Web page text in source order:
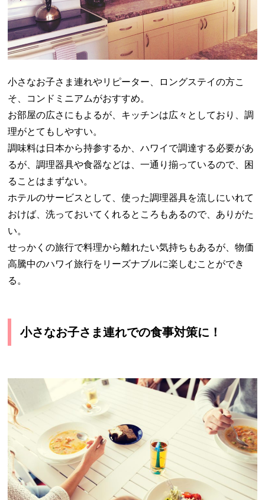
小さなお子さま連れやリピーター、ロングステイの方こ
そ、コンドミニアムがおすすめ。
お部屋の広さにもよるが、キッチンは広々としており、調
理がとてもしやすい。
調味料は日本から持参するか、ハワイで調達する必要があ
るが、調理器具や食器などは、一通り揃っているので、困
ることはまずない。
ホテルのサービスとして、使った調理器具を流しにいれて
おけば、洗っておいてくれるところもあるので、ありがた
い。
せっかくの旅行で料理から離れたい気持ちもあるが、物価
高騰中のハワイ旅行をリーズナブルに楽しむことができ
る。
小さなお子さま連れでの食事対策に！